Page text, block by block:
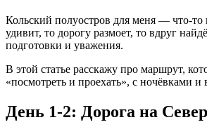
Кольский полуостров для меня — что-то
удивит, то дорогу размоет, то вдруг
подготовки и уважения.
В этой статье расскажу про маршрут,
«посмотреть и проехать», с ночёвками
День 1-2: Дорога на